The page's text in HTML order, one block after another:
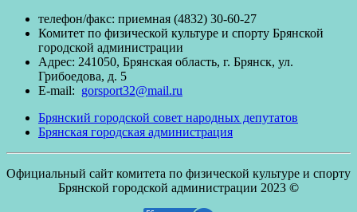
телефон/факc: приемная (4832) 30-60-27
Комитет по физической культуре и спорту Брянской
городской администрации
Адрес: 241050, Брянская область, г. Брянск, ул.
Грибоедова, д. 5
E-mail: gorsport32@mail.ru
Брянский городской совет народных депутатов
Брянская городская администрация
Официальный сайт комитета по физической культуре и спорту
Брянской городской администрации 2023 ©